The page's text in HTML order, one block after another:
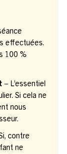
effectuées.
100 %
– L’essentiel
Si cela ne
nous
contre
ne